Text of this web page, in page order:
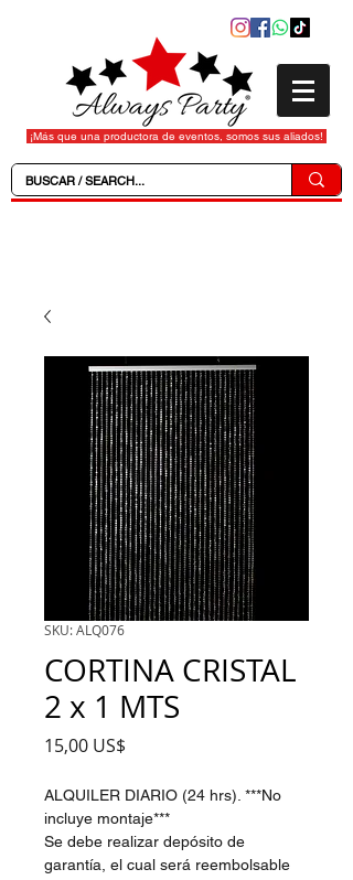
¡Más que una productora de eventos, somos sus aliados!
SKU: ALQ076
CORTINA CRISTAL
2 x 1 MTS
15,00 US$
ALQUILER DIARIO (24 hrs). ***No
incluye montaje***
Se debe realizar depósito de
garantía, el cual será reembolsable